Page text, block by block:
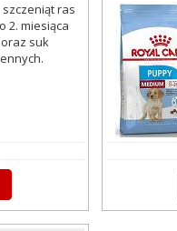
ras
2. miesiąca
suk